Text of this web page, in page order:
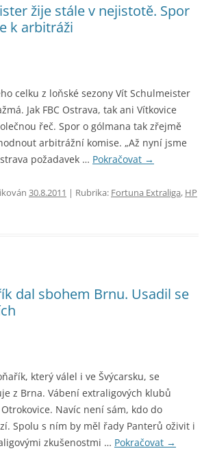
žije stále v nejistotě. Spor
k arbitráži
celku z loňské sezony Vít Schulmeister
Jak FBC Ostrava, tak ani Vítkovice
řeč. Spor o gólmana tak zřejmě
arbitrážní komise. „Až nyní jsme
požadavek … Pokračovat →
30.8.2011 | Rubrika: Fortuna Extraliga, HP
dal sbohem Brnu. Usadil se
který válel i ve Švýcarsku, se
z Brna. Vábení extraligových klubů
Navíc není sám, kdo do
Spolu s ním by měl řady Panterů oživit i
zkušenostmi … Pokračovat →